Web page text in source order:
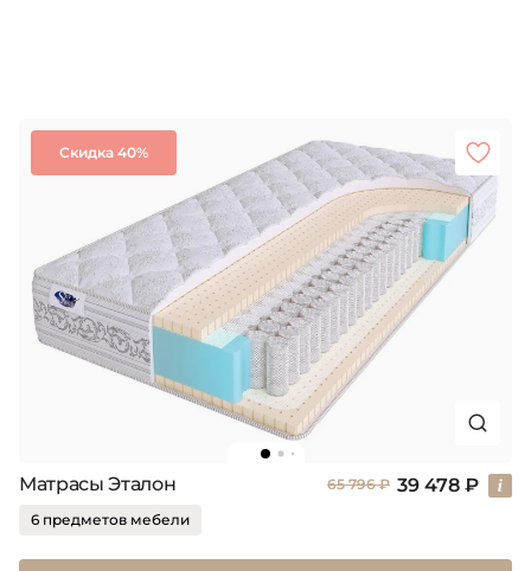
Скидка 40%
Матрасы Эталон 65 796 ₽ 39 478 ₽
6 предметов мебели